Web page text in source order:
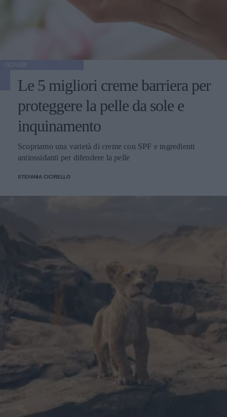
Le 5 migliori creme barriera per
proteggere la pelle da sole e
inquinamento
Scopriamo una varietà di creme con SPF e ingredienti
antiossidanti per difendere la pelle
STEFANIA CICIRELLO